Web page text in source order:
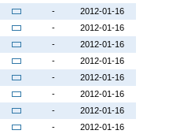
-
2012-01-16
-
2012-01-16
-
2012-01-16
-
2012-01-16
-
2012-01-16
-
2012-01-16
-
2012-01-16
-
2012-01-16